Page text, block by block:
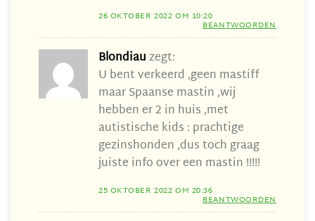
26 OKTOBER 2022 OM 10:20
BEANTWOORDEN
Blondiauzegt:
U bent verkeerd ,geen mastiff
maar Spaanse mastin ,wij
hebben er 2 in huis ,met
autistische kids : prachtige
gezinshonden ,dus toch graag
juiste info over een mastin !!!!!
25 OKTOBER 2022 OM 20:36
BEANTWOORDEN